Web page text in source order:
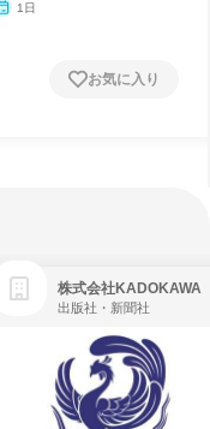
1日
お気に入り
株式会社KADOKAWA
出版社・新聞社